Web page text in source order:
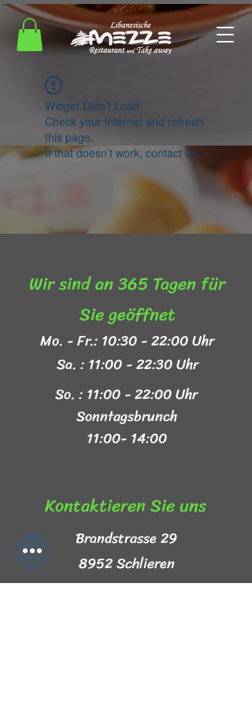
Widget Didn’t Load
Check your internet and refresh
this page.
If that doesn’t work, contact us.
Wir sind an 365 Tagen für
Sie geöffnet​
Mo. - Fr.: 10:30 - 22:00 Uhr
Sa. : 11:00 - 22:30 Uhr
So. : 11:00 - 22:00 Uhr
Sonntagsbrunch
11:00- 14:00
Kontaktieren Sie uns​
Brandstrasse 29
8952 Schlieren
+41 44 999 44 44